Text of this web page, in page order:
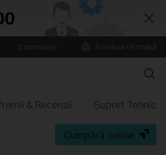
Close
Search
& Recenzii Suport Tehnic
Cumpără online